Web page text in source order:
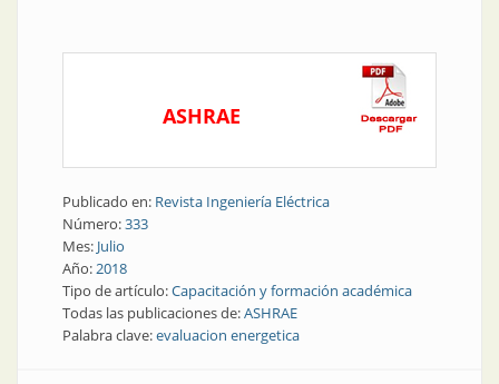
ASHRAE
Publicado en: Revista Ingeniería Eléctrica
Número:333
Mes: Julio
Año:2018
Tipo de artículo:Capacitación y formación académica
Todas las publicaciones de:ASHRAE
Palabra clave:evaluacion energetica